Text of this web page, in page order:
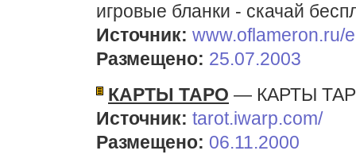
игровые бланки - скачай
Источник: www.oflameron.ru/
Размещено: 25.07.2003
КАРТЫ ТАРО — КАРТЫ
Источник: tarot.iwarp.com/
Размещено: 06.11.2000